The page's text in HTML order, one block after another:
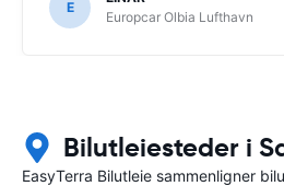
E
Europcar Olbia Lufthavn
Bilutleiesteder i
EasyTerra Bilutleie sammenligner